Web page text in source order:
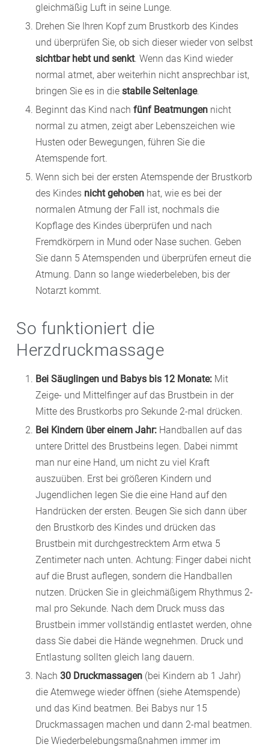
gleichmäßig Luft in seine Lunge.
Drehen Sie Ihren Kopf zum Brustkorb des Kindes
und überprüfen Sie, ob sich dieser wieder von selbst
sichtbar hebt und senkt. Wenn das Kind wieder
normal atmet, aber weiterhin nicht ansprechbar ist,
bringen Sie es in die stabile Seitenlage.
Beginnt das Kind nach fünf Beatmungen nicht
normal zu atmen, zeigt aber Lebenszeichen wie
Husten oder Bewegungen, führen Sie die
Atemspende fort.
Wenn sich bei der ersten Atemspende der Brustkorb
des Kindes nicht gehoben hat, wie es bei der
normalen Atmung der Fall ist, nochmals die
Kopflage des Kindes überprüfen und nach
Fremdkörpern in Mund oder Nase suchen. Geben
Sie dann 5 Atemspenden und überprüfen erneut die
Atmung. Dann so lange wiederbeleben, bis der
Notarzt kommt.
So funktioniert die
Herzdruckmassage
Bei Säuglingen und Babys bis 12 Monate: Mit
Zeige- und Mittelfinger auf das Brustbein in der
Mitte des Brustkorbs pro Sekunde 2-mal drücken.
Bei Kindern über einem Jahr: Handballen auf das
untere Drittel des Brustbeins legen. Dabei nimmt
man nur eine Hand, um nicht zu viel Kraft
auszuüben. Erst bei größeren Kindern und
Jugendlichen legen Sie die eine Hand auf den
Handrücken der ersten. Beugen Sie sich dann über
den Brustkorb des Kindes und drücken das
Brustbein mit durchgestrecktem Arm etwa 5
Zentimeter nach unten. Achtung: Finger dabei nicht
auf die Brust auflegen, sondern die Handballen
nutzen. Drücken Sie in gleichmäßigem Rhythmus 2-
mal pro Sekunde. Nach dem Druck muss das
Brustbein immer vollständig entlastet werden, ohne
dass Sie dabei die Hände wegnehmen. Druck und
Entlastung sollten gleich lang dauern.
Nach 30 Druckmassagen (bei Kindern ab 1 Jahr)
die Atemwege wieder öffnen (siehe Atemspende)
und das Kind beatmen. Bei Babys nur 15
Druckmassagen machen und dann 2-mal beatmen.
Die Wiederbelebungsmaßnahmen immer im